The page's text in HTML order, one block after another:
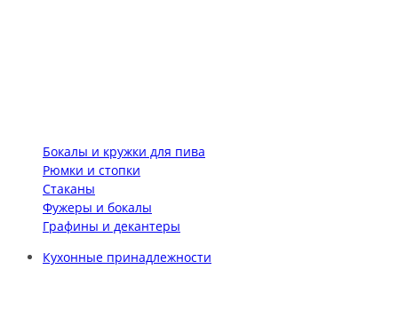
Бокалы и кружки для пива
Рюмки и стопки
Стаканы
Фужеры и бокалы
Графины и декантеры
Кухонные принадлежности